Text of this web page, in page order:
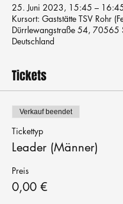
25. Juni 2023, 15:45 –
Kursort: Gaststätte TSV Rohr
Dürrlewangstraße 54, 70565
Deutschland
Tickets
Verkauf beendet
Tickettyp
Leader (Männer)
Preis
0,00 €